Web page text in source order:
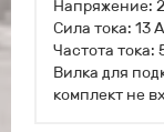
Напряжение:
Сила тока: 13 А
Частота тока:
Вилка для
комплект не